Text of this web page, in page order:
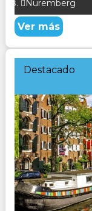
Nuremberg
Ver más
Destacado